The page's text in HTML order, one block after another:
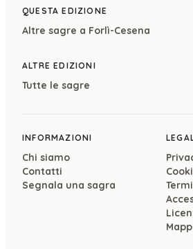
QUESTA EDIZIONE
Altre sagre a Forlì-Cesena
ALTRE EDIZIONI
Tutte le sagre
INFORMAZIONI
Chi siamo
Contatti
Segnala una sagra